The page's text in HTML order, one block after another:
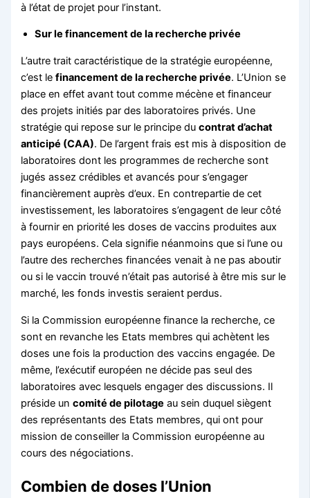
à l’état de projet pour l’instant.
Sur le financement de la recherche privée
L’autre trait caractéristique de la stratégie européenne,
c’est lefinancement de la recherche privée. L’Union se
place en effet avant tout comme mécène et financeur
des projets initiés par des laboratoires privés. Une
stratégie qui repose sur le principe ducontrat d’achat
anticipé (CAA). De l’argent frais est mis à disposition de
laboratoires dont les programmes de recherche sont
jugés assez crédibles et avancés pour s’engager
financièrement auprès d’eux. En contrepartie de cet
investissement, les laboratoires s’engagent de leur côté
à fournir en priorité les doses de vaccins produites aux
pays européens. Cela signifie néanmoins que si l’une ou
l’autre des recherches financées venait à ne pas aboutir
ou si le vaccin trouvé n’était pas autorisé à être mis sur le
marché, les fonds investis seraient perdus.
Si la Commission européenne finance la recherche, ce
sont en revanche les Etats membres qui achètent les
doses une fois la production des vaccins engagée. De
même, l’exécutif européen ne décide pas seul des
laboratoires avec lesquels engager des discussions. Il
préside uncomité de pilotage au sein duquel siègent
des représentants des Etats membres, qui ont pour
mission de conseiller la Commission européenne au
cours des négociations.
Combien de doses l’Union